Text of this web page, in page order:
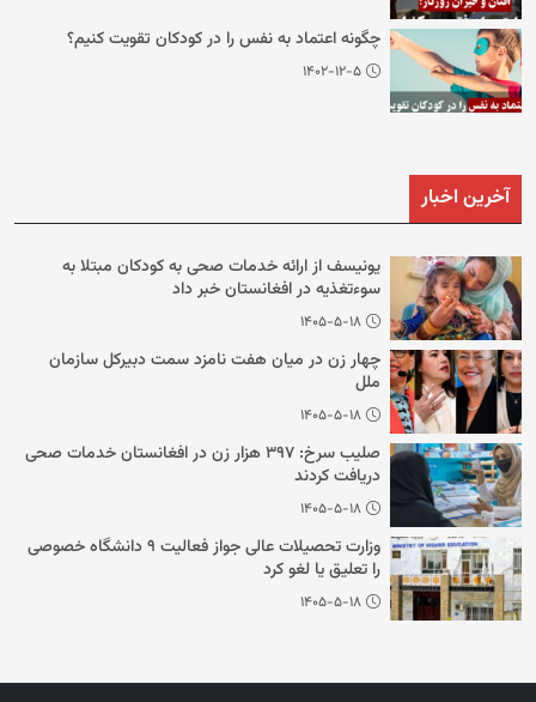
چگونه اعتماد به نفس را در کودکان تقویت کنیم؟
۱۴۰۲-۱۲-۵
آخرین اخبار
یونیسف از ارائه خدمات صحی به کودکان مبتلا به
سوءتغذیه در افغانستان خبر داد
۱۴۰۵-۵-۱۸
چهار زن در میان هفت نامزد سمت دبیرکل سازمان
ملل
۱۴۰۵-۵-۱۸
صلیب سرخ: ۳۹۷ هزار زن در افغانستان خدمات صحی
دریافت کردند
۱۴۰۵-۵-۱۸
وزارت تحصیلات عالی جواز فعالیت ۹ دانشگاه خصوصی
را تعلیق یا لغو کرد
۱۴۰۵-۵-۱۸